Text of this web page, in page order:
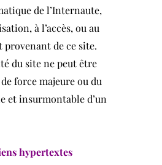
de l’Internaute,
à l’accès, ou au
provenant de ce site.
du site ne peut être
force majeure ou du
et insurmontable d’un
hypertextes